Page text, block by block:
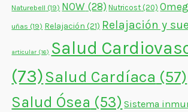
Naturebell (19) NOW (28) Nutricost (20)
uñas (19) Relajación (21) Relajación y
articular (16) Salud
(73)Salud Cardíaca (57)
Salud Ósea (53) Sistema